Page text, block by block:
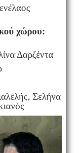
χώρου:
Δαρζέντα
Σελήνα